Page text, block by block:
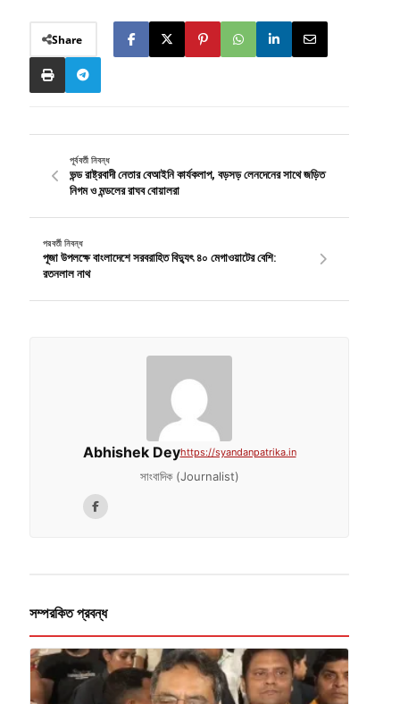
Share
পূর্ববর্তী নিবন্ধ
ভন্ড রাষ্ট্রবাদী নেতার বেআইনি কার্যকলাপ, বড়সড় লেনদেনের সাথে জড়িত
নিগম ও মন্ডলের রাঘব বোয়ালরা
পরবর্তী নিবন্ধ
পূজা উপলক্ষে বাংলাদেশে সরবরাহিত বিদ্যুৎ ৪০ মেগাওয়াটের বেশি:
রতনলাল নাথ
Abhishek Deyhttps://syandanpatrika.in
সাংবাদিক (Journalist)
সম্পরকিত প্রবন্ধ